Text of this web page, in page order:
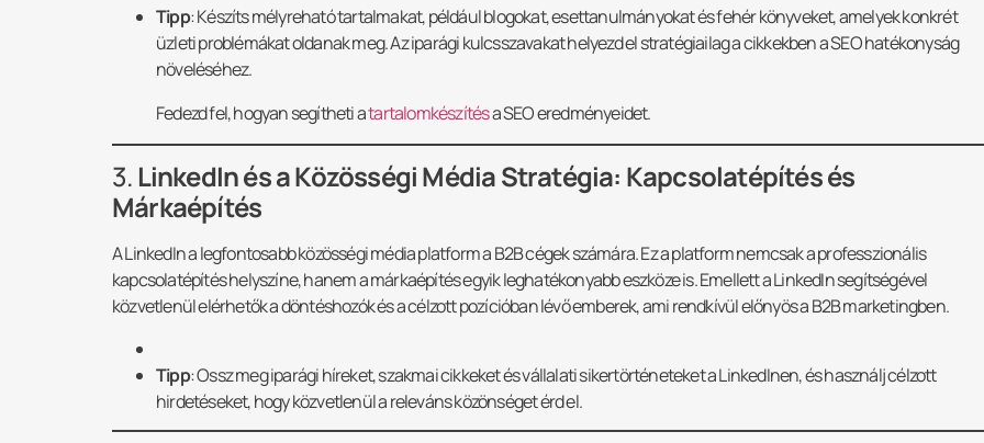
Tipp: Készíts mélyreható tartalmakat, például blogokat, esettanulmányokat és fehér könyveket, amelyek konkrét
üzleti problémákat oldanak meg. Az iparági kulcsszavakat helyezd el stratégiailag a cikkekben a SEO hatékonyság
növeléséhez.
Fedezd fel, hogyan segítheti atartalomkészítésa SEO eredményeidet.
3. LinkedIn és a Közösségi Média Stratégia: Kapcsolatépítés és
Márkaépítés
A LinkedIn a legfontosabb közösségi média platform a B2B cégek számára. Ez a platform nemcsak a professzionális
kapcsolatépítés helyszíne, hanem a márkaépítés egyik leghatékonyabb eszköze is. Emellett a LinkedIn segítségével
közvetlenül elérhetők a döntéshozók és a célzott pozícióban lévő emberek, ami rendkívül előnyös a B2B marketingben.
Tipp: Ossz meg iparági híreket, szakmai cikkeket és vállalati sikertörténeteket a LinkedInen, és használj célzott
hirdetéseket, hogy közvetlenül a releváns közönséget érd el.